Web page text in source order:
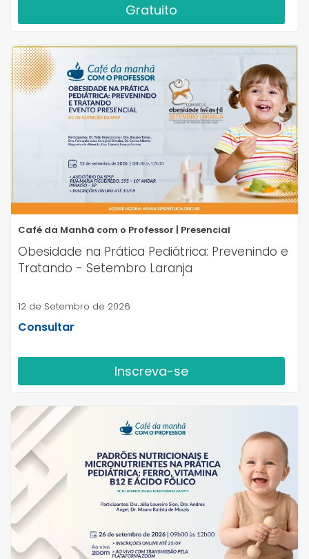
Gratuito
Café da Manhã com o Professor | Presencial
Obesidade na Prática Pediátrica: Prevenindo e
Tratando - Setembro Laranja
12 de Setembro de 2026
Consultar
Inscreva-se